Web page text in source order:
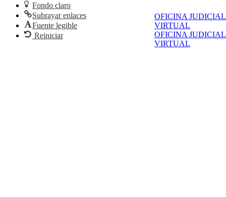
OFICINA JUDICIAL
VIRTUAL
OFICINA JUDICIAL
VIRTUAL
Fondo claro
Subrayar enlaces
Fuente legible
Reiniciar